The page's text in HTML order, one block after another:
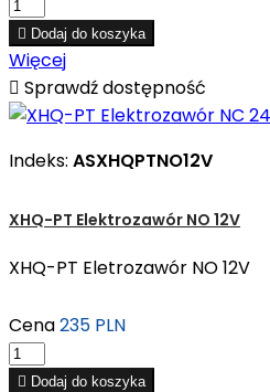
 Dodaj do koszyka
Więcej
 Sprawdź dostępność
Indeks: ASXHQPTNO12V
XHQ-PT Elektrozawór NO 12V
XHQ-PT Eletrozawór NO 12V
Cena235 PLN
 Dodaj do koszyka